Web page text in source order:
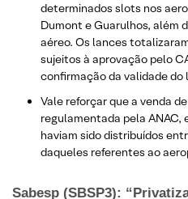
determinados slots nos
Dumont e Guarulhos, além
aéreo. Os lances
sujeitos à aprovação pelo
confirmação da validade do
Vale reforçar que a venda
regulamentada pela ANAC,
haviam sido distribuídos
daqueles referentes ao
Sabesp (SBSP3):